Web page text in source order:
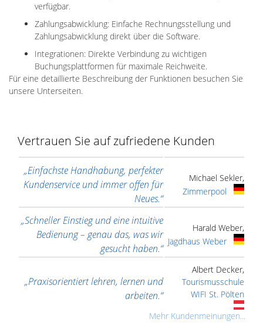
verfügbar.
Zahlungsabwicklung: Einfache Rechnungsstellung und
Zahlungsabwicklung direkt über die Software.
Integrationen: Direkte Verbindung zu wichtigen
Buchungsplattformen für maximale Reichweite.
Für eine detaillierte Beschreibung der Funktionen besuchen Sie
unsere Unterseiten.
Vertrauen Sie auf zufriedene Kunden
„Einfachste Handhabung, perfekter
Kundenservice und immer offen für
Neues.“
Michael Sekler,
Zimmerpool
„Schneller Einstieg und eine intuitive
Bedienung – genau das, was wir
gesucht haben.“
Harald Weber,
Jagdhaus Weber
„Praxisorientiert lehren, lernen und
arbeiten.“
Albert Decker,
Tourismusschule
WIFI St. Pölten
Mehr Kundenmeinungen...